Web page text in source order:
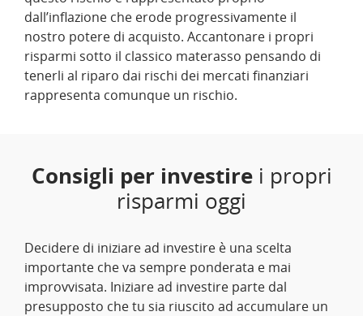
dall’inflazione che erode progressivamente il
nostro potere di acquisto. Accantonare i propri
risparmi sotto il classico materasso pensando di
tenerli al riparo dai rischi dei mercati finanziari
rappresenta comunque un rischio.
Consigli per investirei propri
risparmi oggi
Decidere di iniziare ad investire è una scelta
importante che va sempre ponderata e mai
improvvisata. Iniziare ad investire parte dal
presupposto che tu sia riuscito ad accumulare un